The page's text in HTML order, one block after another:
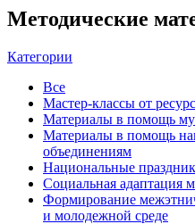
Методические
Категории
Все
Мастер-классы от
Материалы в помощь
Материалы в помощь
объединениям
Национальные
Социальная адаптация
Формирование
и молодежной среде